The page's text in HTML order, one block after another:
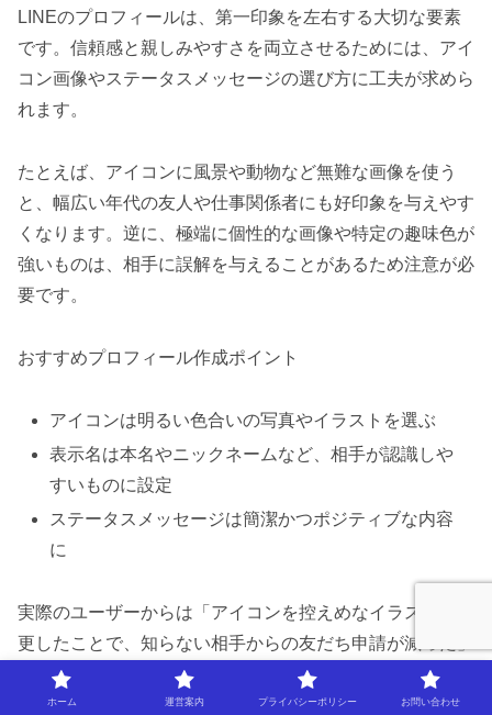
LINEのプロフィールは、第一印象を左右する大切な要素
です。信頼感と親しみやすさを両立させるためには、アイ
コン画像やステータスメッセージの選び方に工夫が求めら
れます。
たとえば、アイコンに風景や動物など無難な画像を使う
と、幅広い年代の友人や仕事関係者にも好印象を与えやす
くなります。逆に、極端に個性的な画像や特定の趣味色が
強いものは、相手に誤解を与えることがあるため注意が必
要です。
おすすめプロフィール作成ポイント
アイコンは明るい色合いの写真やイラストを選ぶ
表示名は本名やニックネームなど、相手が認識しや
すいものに設定
ステータスメッセージは簡潔かつポジティブな内容
に
実際のユーザーからは「アイコンを控えめなイラストに変
更したことで、知らない相手からの友だち申請が減った」
という声もあり、安心感のあるプロフィール作成がトラブ
ル回避につながることがわかります。
ホーム 運営案内 プライバシーポリシー お問い合わせ